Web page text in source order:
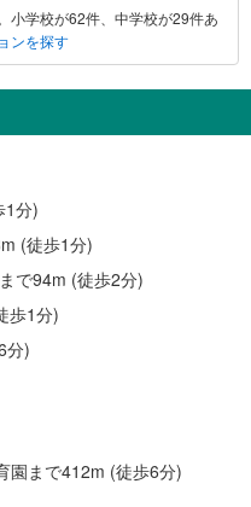
小学校が62件、中学校が29件あ
ンを探す
1分)
(徒歩1分)
で94m (徒歩2分)
歩1分)
分)
園まで412m (徒歩6分)